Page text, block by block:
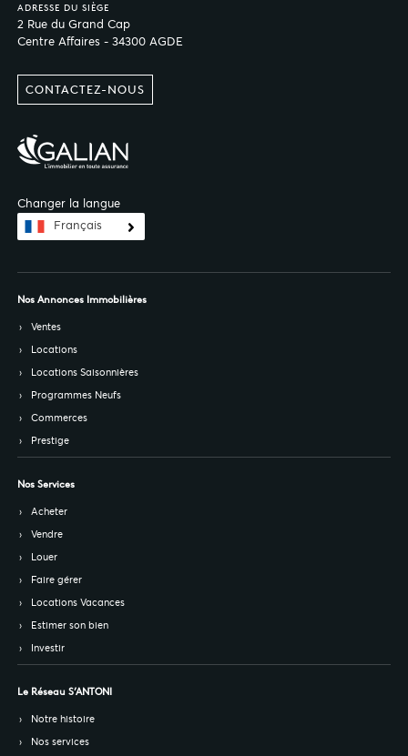
ADRESSE DU SIÈGE
2 Rue du Grand Cap
Centre Affaires - 34300 AGDE
CONTACTEZ-NOUS
Changer la langue
Français
Nos Annonces Immobilières
Ventes
Locations
Locations Saisonnières
Programmes Neufs
Commerces
Prestige
Nos Services
Acheter
Vendre
Louer
Faire gérer
Locations Vacances
Estimer son bien
Investir
Le Réseau S’ANTONI
Notre histoire
Nos services